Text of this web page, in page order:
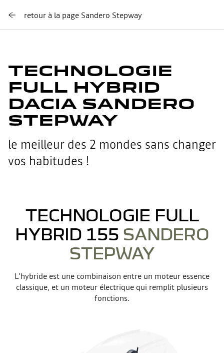
retour à la page Sandero Stepway
TECHNOLOGIE
FULL HYBRID
DACIA SANDERO
STEPWAY
le meilleur des 2 mondes sans changer
vos habitudes !
TECHNOLOGIE FULL
HYBRID 155 SANDERO
STEPWAY
L'hybride est une combinaison entre un moteur essence
classique, et un moteur électrique qui remplit plusieurs
fonctions.